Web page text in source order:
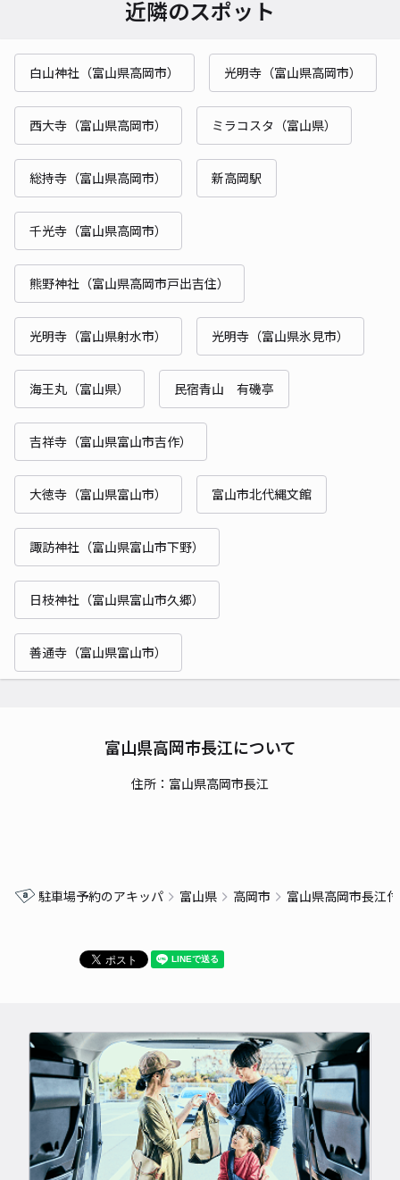
近隣のスポット
白山神社（富山県高岡市） 光明寺（富山県高岡市）
西大寺（富山県高岡市） ミラコスタ（富山県）
総持寺（富山県高岡市） 新高岡駅
千光寺（富山県高岡市）
熊野神社（富山県高岡市戸出吉住）
光明寺（富山県射水市） 光明寺（富山県氷見市）
海王丸（富山県） 民宿青山 有磯亭
吉祥寺（富山県富山市吉作）
大徳寺（富山県富山市） 富山市北代縄文館
諏訪神社（富山県富山市下野）
日枝神社（富山県富山市久郷）
善通寺（富山県富山市）
富山県高岡市長江について
住所：富山県高岡市長江
駐車場予約のアキッパ 富山県 高岡市 富山県高岡市長江